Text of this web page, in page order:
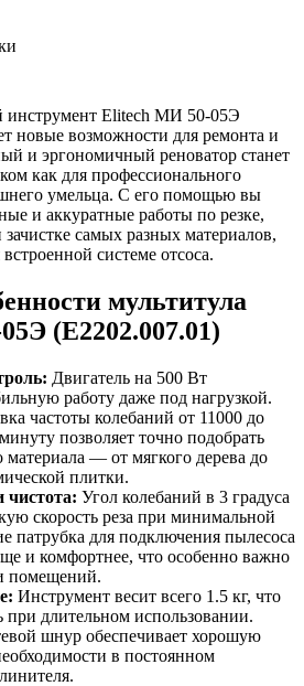
Elitech МИ 50-05Э
новые возможности для ремонта и
и эргономичный реноватор станет
как для профессионального
умельца. С его помощью вы
и аккуратные работы по резке,
самых разных материалов,
системе отсоса.
мультитула
(E2202.007.01)
Двигатель на 500 Вт
работу даже под нагрузкой.
частоты колебаний от 11000 до
позволяет точно подобрать
— от мягкого дерева до
плитки.
чистота: Угол колебаний в 3 градуса
скорость реза при минимальной
патрубка для подключения пылесоса
и комфортнее, что особенно важно
помещений.
Инструмент весит всего 1.5 кг, что
при длительном использовании.
шнур обеспечивает хорошую
в постоянном